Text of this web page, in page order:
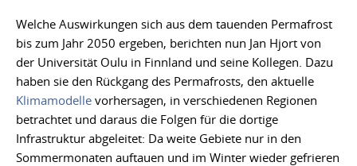
Welche Auswirkungen sich aus dem tauenden Permafrost
bis zum Jahr 2050 ergeben, berichten nun Jan Hjort von
der Universität Oulu in Finnland und seine Kollegen. Dazu
haben sie den Rückgang des Permafrosts, den aktuelle
Klimamodelle vorhersagen, in verschiedenen Regionen
betrachtet und daraus die Folgen für die dortige
Infrastruktur abgeleitet: Da weite Gebiete nur in den
Sommermonaten auftauen und im Winter wieder gefrieren